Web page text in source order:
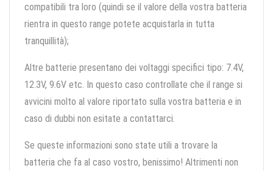
compatibili tra loro (quindi se il valore della vostra batteria
rientra in questo range potete acquistarla in tutta
tranquillità);
Altre batterie presentano dei voltaggi specifici tipo: 7.4V,
12.3V, 9.6V etc. In questo caso controllate che il range si
avvicini molto al valore riportato sulla vostra batteria e in
caso di dubbi non esitate a contattarci.
Se queste informazioni sono state utili a trovare la
batteria che fa al caso vostro, benissimo! Altrimenti non